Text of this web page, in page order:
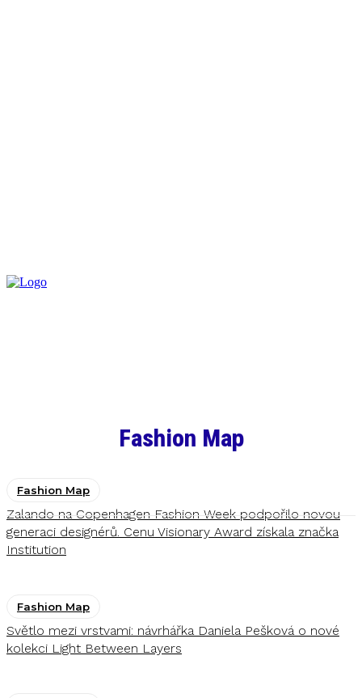
Fashion Map
Fashion Map
Zalando na Copenhagen Fashion Week podpořilo novou
generaci designérů. Cenu Visionary Award získala značka
Institution
Fashion Map
Světlo mezi vrstvami: návrhářka Daniela Pešková o nové
kolekci Light Between Layers